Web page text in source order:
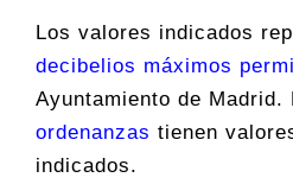
Los valores indicados
decibelios máximos
Ayuntamiento de Madrid.
ordenanzas tienen
indicados.